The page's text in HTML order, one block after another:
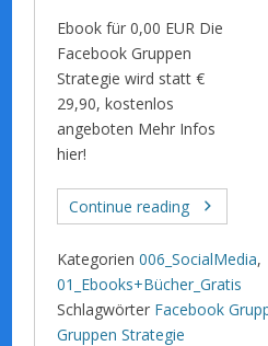
Ebook für 0,00 EUR Die
Facebook Gruppen
Strategie wird statt €
29,90, kostenlos
angeboten Mehr Infos
hier!
Continue reading
Kategorien 006_SocialMedia,
01_Ebooks+Bücher_Gratis
Schlagwörter Facebook
Gruppen Strategie